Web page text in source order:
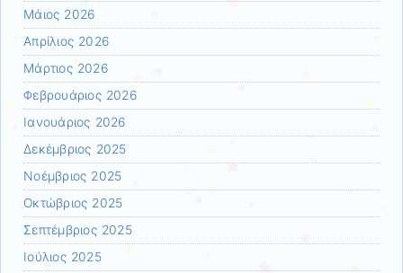
Μάιος 2026
Απρίλιος 2026
Μάρτιος 2026
Φεβρουάριος 2026
Ιανουάριος 2026
Δεκέμβριος 2025
Νοέμβριος 2025
Οκτώβριος 2025
Σεπτέμβριος 2025
Ιούλιος 2025